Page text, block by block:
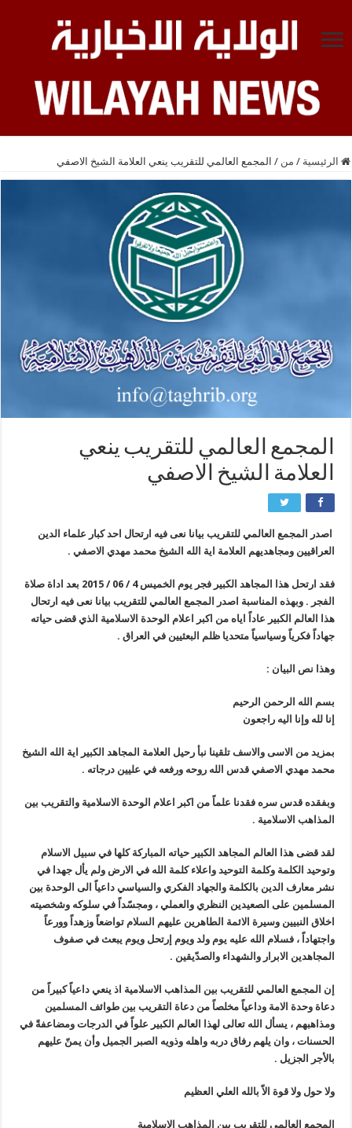
الرئيسية / من / المجمع العالمي للتقريب ينعي العلامة الشيخ الاصفي
المجمع العالمي للتقريب ينعي
العلامة الشيخ الاصفي
اصدر المجمع العالمي للتقريب بيانا نعى فيه ارتحال احد كبار علماء الدين
العراقيين ومجاهديهم العلامة اية الله الشيخ محمد مهدي الاصفي .
فقد ارتحل هذا المجاهد الكبير فجر يوم الخميس 4 / 06 / 2015 بعد اداة صلاة
الفجر . وبهذه المناسبة اصدر المجمع العالمي للتقريب بيانا نعى فيه ارتحال
هذا العالم الكبير عاداً اياه من اكبر اعلام الوحدة الاسلامية الذي قضى حياته
جهاداً فكرياً وسياسياً متحديا ظلم البعثيين في العراق .
وهذا نص البيان :
بسم الله الرحمن الرحيم
إنا لله وإنا اليه راجعون
بمزيد من الاسى والاسف تلقينا نبأ رحيل العلامة المجاهد الكبير اية الله الشيخ
محمد مهدي الاصفي قدس الله روحه ورفعه في عليين درجاته .
وبفقده قدس سره فقدنا علماً من اكبر اعلام الوحدة الاسلامية والتقريب بين
المذاهب الاسلامية .
لقد قضى هذا العالم المجاهد الكبير حياته المباركة كلها في سبيل الاسلام
وتوحيد الكلمة وكلمة التوحيد واعلاء كلمة الله في الارض ولم يأل جهدا في
نشر معارف الدين بالكلمة والجهاد الفكري والسياسي داعياً الى الوحدة بين
المسلمين على الصعيدين النظري والعملي ، ومجسّداً في سلوكه وشخصيته
اخلاق النبيين وسيرة الائمة الطاهرين عليهم السلام تواضعاً وزهداً وورعاً
واجتهاداً ، فسلام الله عليه يوم ولد ويوم إرتحل ويوم يبعث في صفوف
المجاهدين الابرار والشهداء والصدّيقين .
إن المجمع العالمي للتقريب بين المذاهب الاسلامية اذ ينعي داعياً كبيراً من
دعاة وحدة الامة وداعياً مخلصاً من دعاة التقريب بين طوائف المسلمين
ومذاهبهم ، يسأل الله تعالى لهذا العالم الكبير علواً في الدرجات ومضاعفةً في
الحسنات ، وان يلهم رفاق دربه واهله وذويه الصبر الجميل وأن يمنّ عليهم
بالأجر الجزيل .
ولا حول ولا قوة الاّ بالله العلي العظيم
المجمع العالمي للتقريب بين المذاهب الاسلامية